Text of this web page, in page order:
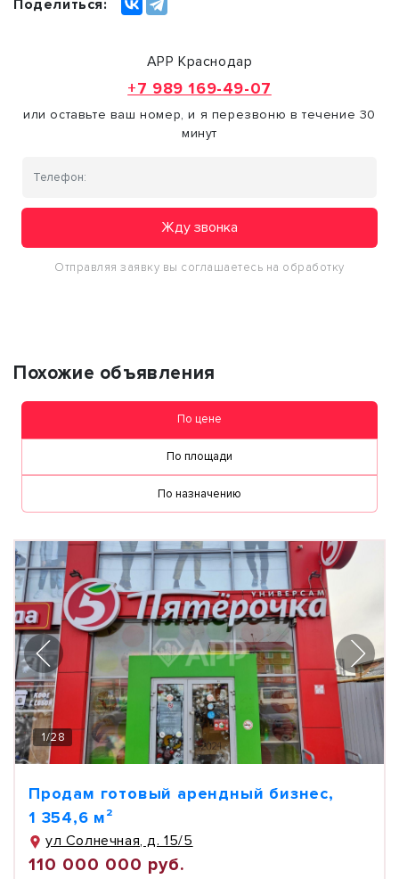
Поделиться:
АРР Краснодар
+7 989 169-49-07
или оставьте ваш номер, и я перезвоню в течение 30
минут
Жду звонка
Отправляя заявку вы соглашаетесь на обработку
Похожие объявления
По цене
По площади
По назначению
1/28
Продам готовый арендный бизнес,
1 354,6 м²
ул Солнечная, д. 15/5
110 000 000 руб.